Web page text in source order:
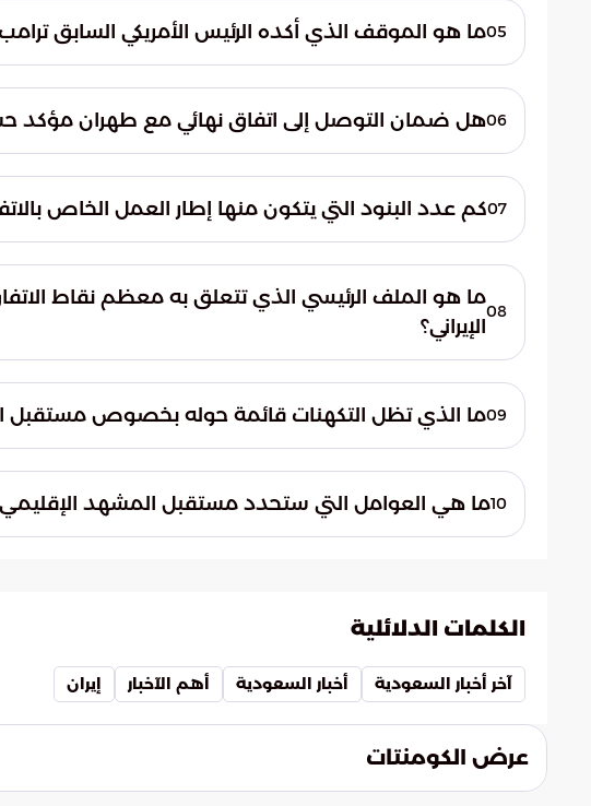
05ما هو الموقف الذي أكده الرئيس الأمريكي السابق
رئيسيًا في ملف الاتفاق النووي.06هل ضمان التوصل إلى اتفاق نهائي مع طهران مؤكد
تواجه المفاوضات.07كم عدد البنود التي يتكون منها إطار العمل الخاص
الأساسية للمناقشات.
08
ما هو الملف الرئيسي الذي تتعلق به معظم نقاط
الإيراني؟
الأساسي للمفاوضات المستمرة.09ما الذي تظل التكهنات قائمة حوله بخصوص مستقبل
دبلوماسية مستدامة أو ستستمر التحديات الجيوسياسية.10ما هي العوامل التي ستحدد مستقبل المشهد
الكلمات الدلائلية
آخر أخبار السعودية أخبار السعودية أهم الآخبار إيران
عرض الكومنتات